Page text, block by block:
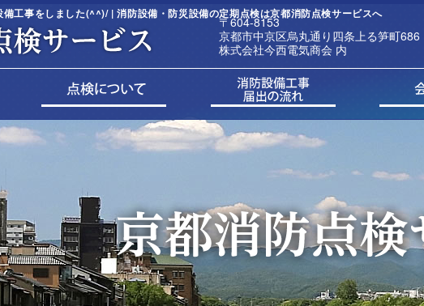
工事をしました(^^)/ | 消防設備・防災設備の定期点検は京都消防点検サービスへ
〒604-8153
京都市中京区烏丸通り四条上る笋町686
株式会社今西電気商会 内